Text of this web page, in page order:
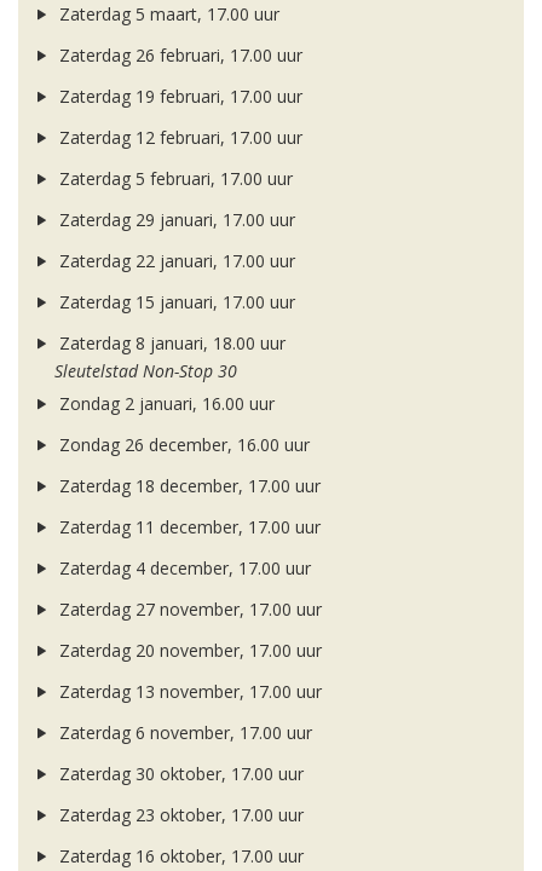
Zaterdag 5 maart, 17.00 uur
Zaterdag 26 februari, 17.00 uur
Zaterdag 19 februari, 17.00 uur
Zaterdag 12 februari, 17.00 uur
Zaterdag 5 februari, 17.00 uur
Zaterdag 29 januari, 17.00 uur
Zaterdag 22 januari, 17.00 uur
Zaterdag 15 januari, 17.00 uur
Zaterdag 8 januari, 18.00 uur
Sleutelstad Non-Stop 30
Zondag 2 januari, 16.00 uur
Zondag 26 december, 16.00 uur
Zaterdag 18 december, 17.00 uur
Zaterdag 11 december, 17.00 uur
Zaterdag 4 december, 17.00 uur
Zaterdag 27 november, 17.00 uur
Zaterdag 20 november, 17.00 uur
Zaterdag 13 november, 17.00 uur
Zaterdag 6 november, 17.00 uur
Zaterdag 30 oktober, 17.00 uur
Zaterdag 23 oktober, 17.00 uur
Zaterdag 16 oktober, 17.00 uur